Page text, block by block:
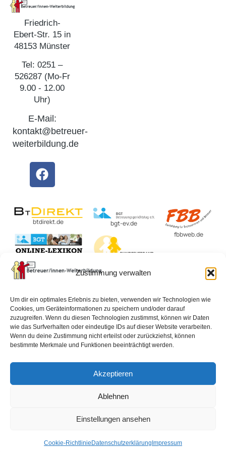
Zustimmung verwalten
Um dir ein optimales Erlebnis zu bieten, verwenden wir Technologien wie
Cookies, um Geräteinformationen zu speichern und/oder darauf
zuzugreifen. Wenn du diesen Technologien zustimmst, können wir Daten
wie das Surfverhalten oder eindeutige IDs auf dieser Website verarbeiten.
Wenn du deine Zustimmung nicht erteilst oder zurückziehst, können
bestimmte Merkmale und Funktionen beeinträchtigt werden.
Akzeptieren
Ablehnen
Einstellungen ansehen
Cookie-Richtlinie Datenschutzerklärung Impressum
Friedrich-
Ebert-Str. 15 in
48153 Münster
Tel: 0251 –
526287 (Mo-Fr
9.00 - 12.00
Uhr)
E-Mail:
kontakt@betreuer-
weiterbildung.de
btdirekt.de bgt-ev.de
BvBEF.de
fbbweb.de
© 2026 Alle Rechte vorbehalten.
Impressum Datenschutzerklärung AGB
Cookie-Richtlinie (EU)
Vertrag widerrufen